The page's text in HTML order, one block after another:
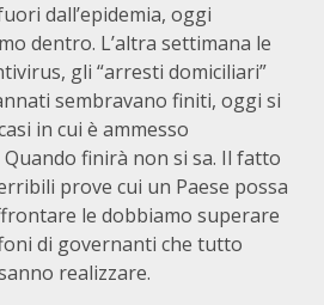
dall’epidemia, oggi
dentro. L’altra settimana le
gli “arresti domiciliari”
sembravano finiti, oggi si
in cui è ammesso
finirà non si sa. Il fatto
prove cui un Paese possa
le dobbiamo superare
di governanti che tutto
realizzare.